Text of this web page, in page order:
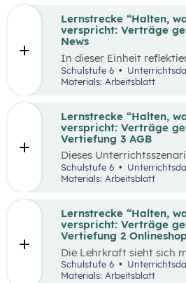
Lernstrecke “Halten,
verspricht: Verträge
News
In dieser Einheit
die Inhalte der
verspricht – Verträge
Schulstufe 6
Materials: Arbeitsblatt
Lernstrecke “Halten,
verspricht: Verträge
Vertiefung 3 AGB
Dieses
Gruppenarbeit, bei der
mit Ausschnitten aus den
Schulstufe 6
Materials: Arbeitsblatt
Lernstrecke “Halten,
verspricht: Verträge
Vertiefung 2
Die Lehrkraft sieht sich
zum Einstieg einen
Online-Händlers an.
Schulstufe 6
Materials: Arbeitsblatt